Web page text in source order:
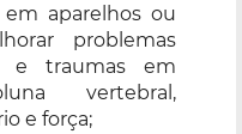
aparelhos ou
problemas
e traumas em
vertebral,
e força;